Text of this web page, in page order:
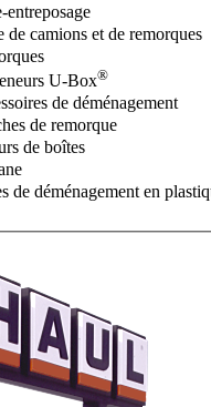
entreposage
de camions et de remorques
U-Box®
de déménagement
de remorque
de boîtes
de déménagement en